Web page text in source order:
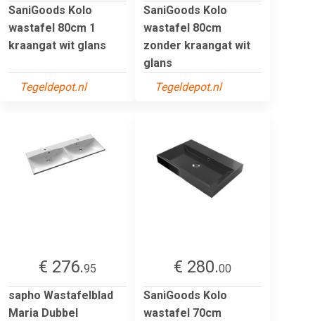
SaniGoods Kolo
wastafel 80cm 1
kraangat wit glans
Tegeldepot.nl
SaniGoods Kolo
wastafel 80cm
zonder kraangat wit
glans
Tegeldepot.nl
€ 276.95
sapho Wastafelblad
Maria Dubbel
€ 280.00
SaniGoods Kolo
wastafel 70cm